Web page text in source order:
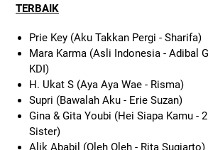
TERBAIK
Prie Key (Aku Takkan Pergi - Sharifa)
Mara Karma (Asli Indonesia - Adibal
KDI)
H. Ukat S (Aya Aya Wae - Risma)
Supri (Bawalah Aku - Erie Suzan)
Gina & Gita Youbi (Hei Siapa Kamu -
Sister)
Alik Ababil (Oleh Oleh - Rita Sugiarto)